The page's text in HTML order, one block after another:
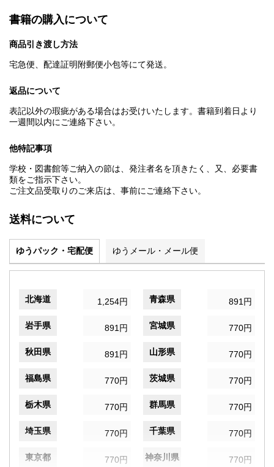
書籍の購入について
商品引き渡し方法
宅急便、配達証明附郵便小包等にて発送。
返品について
表記以外の瑕疵がある場合はお受けいたします。書籍到着日より
一週間以内にご連絡下さい。
他特記事項
学校・図書館等ご納入の節は、発注者名を頂きたく、又、必要書
類をご指示下さい。
ご注文品受取りのご来店は、事前にご連絡下さい。
送料について
ゆうパック・宅配便 ゆうメール・メール便
北海道 1,254円 青森県 891円
岩手県 891円 宮城県 770円
秋田県 891円 山形県 770円
福島県 770円 茨城県 770円
栃木県 770円 群馬県 770円
埼玉県 770円 千葉県 770円
東京都 770円 神奈川県 770円